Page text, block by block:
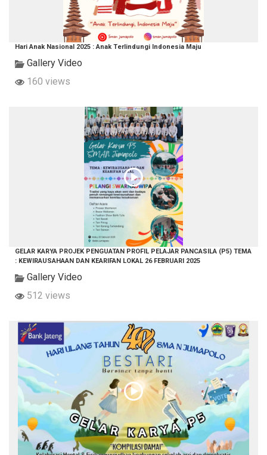
Hari Anak Nasional 2025 : Anak Terlindungi Indonesia Maju
Gallery Video
160 views
GELAR KARYA PROJEK PENGUATAN PROFIL PELAJAR PANCASILA (P5) TEMA
: KEWIRAUSAHAAN DAN KEARIFAN LOKAL 26 FEBRUARI 2025
Gallery Video
512 views